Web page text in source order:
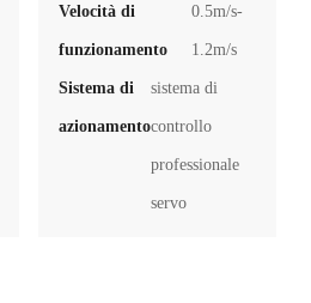
Velocità di
funzionamento
0.5m/s-
1.2m/s
Sistema di
azionamento
sistema di
controllo
professionale
servo